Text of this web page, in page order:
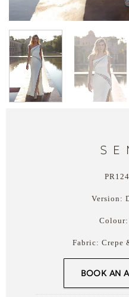
Version:
Colour:
Fabric: Crepe
BOOK AN